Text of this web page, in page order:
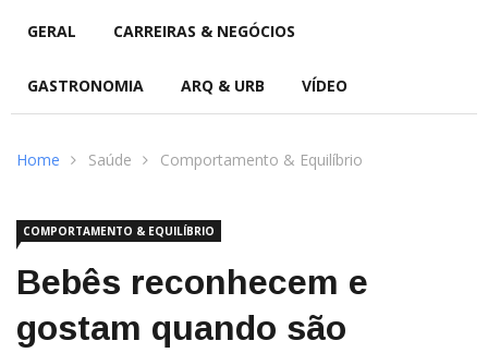
GERAL CARREIRAS & NEGÓCIOS
GASTRONOMIA ARQ & URB VÍDEO
Home Saúde Comportamento & Equilíbrio
COMPORTAMENTO & EQUILÍBRIO
Bebês reconhecem e
gostam quando são